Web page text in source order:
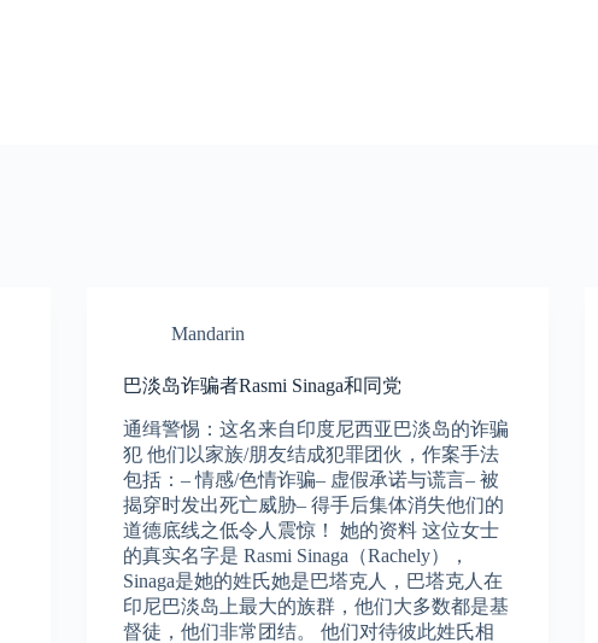
Mandarin
巴淡岛诈骗者Rasmi Sinaga和同党
通缉警惕：这名来自印度尼西亚巴淡岛的诈骗
犯 他们以家族/朋友结成犯罪团伙，作案手法
包括：– 情感/色情诈骗– 虚假承诺与谎言– 被
揭穿时发出死亡威胁– 得手后集体消失他们的
道德底线之低令人震惊！ 她的资料 这位女士
的真实名字是 Rasmi Sinaga（Rachely），
Sinaga是她的姓氏她是巴塔克人，巴塔克人在
印尼巴淡岛上最大的族群，他们大多数都是基
督徒，他们非常团结。 他们对待彼此姓氏相